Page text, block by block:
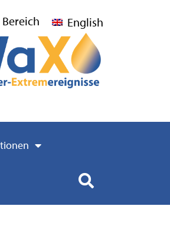
English